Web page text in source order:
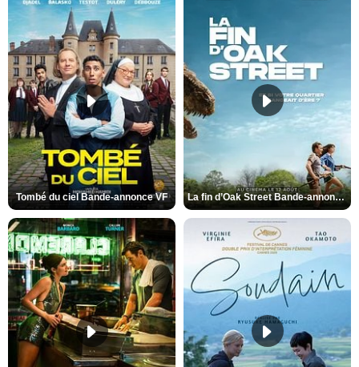
Tombé du ciel Bande-annonce VF La fin d’Oak Street Bande-annonce VO STFR